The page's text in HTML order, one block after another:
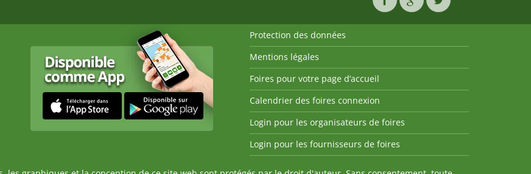
Protection des données
Mentions légales
Foires pour votre page d’accueil
Calendrier des foires connexion
Login pour les organisateurs de foires
Login pour les fournisseurs de foires